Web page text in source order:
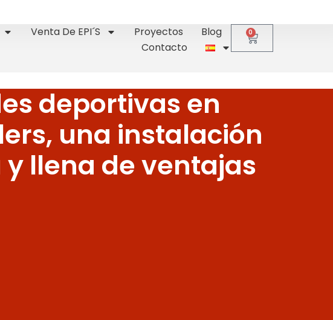
Venta De EPI´s Proyectos
Blog
Contacto
0
deportivas en
una instalación
llena de ventajas